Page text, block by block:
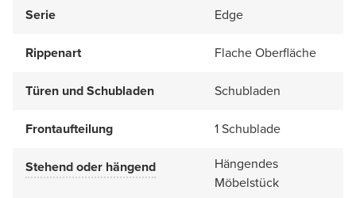
Serie
Edge
Rippenart Flache Oberfläche
Türen und Schubladen Schubladen
Frontaufteilung 1 Schublade
Stehend oder hängend
Hängendes
Möbelstück